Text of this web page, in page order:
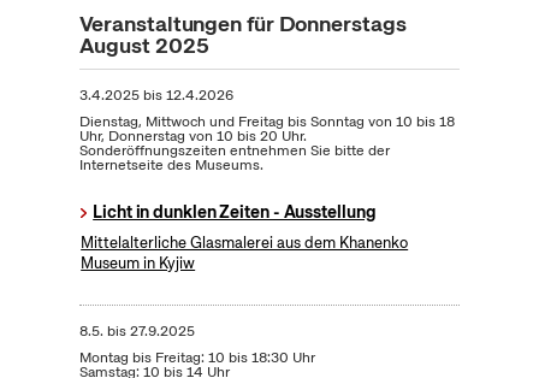
Veranstaltungen für Donnerstags
August 2025
3.4.2025bis12.4.2026
Dienstag, Mittwoch und Freitag bis Sonntag von 10 bis 18
Uhr, Donnerstag von 10 bis 20 Uhr.
Sonderöffnungszeiten entnehmen Sie bitte der
Internetseite des Museums.
Licht in dunklen Zeiten - Ausstellung
Mittelalterliche Glasmalerei aus dem Khanenko
Museum in Kyjiw
8.5. bis27.9.2025
Montag bis Freitag: 10 bis 18:30 Uhr
Samstag: 10 bis 14 Uhr